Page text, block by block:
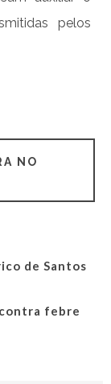
pelos
NO
de Santos
febre